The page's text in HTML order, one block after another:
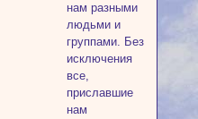
нам разными
людьми и
группами. Без
исключения
все,
приславшие
нам